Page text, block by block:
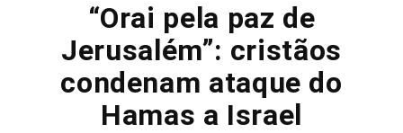
“Orai pela paz de
Jerusalém”: cristãos
condenam ataque do
Hamas a Israel